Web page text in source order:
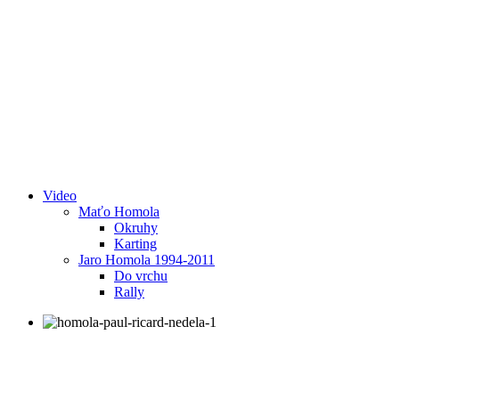
Video
Maťo Homola
Okruhy
Karting
Jaro Homola 1994-2011
Do vrchu
Rally